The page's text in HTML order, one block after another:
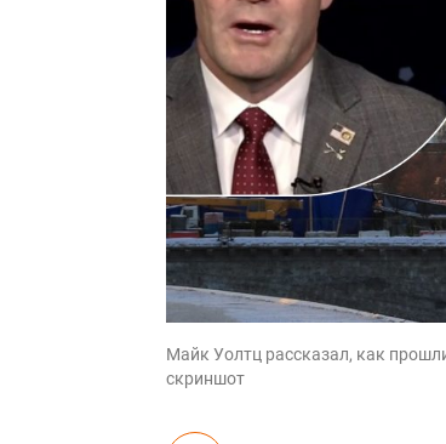
Майк Уолтц рассказал, как
скриншот